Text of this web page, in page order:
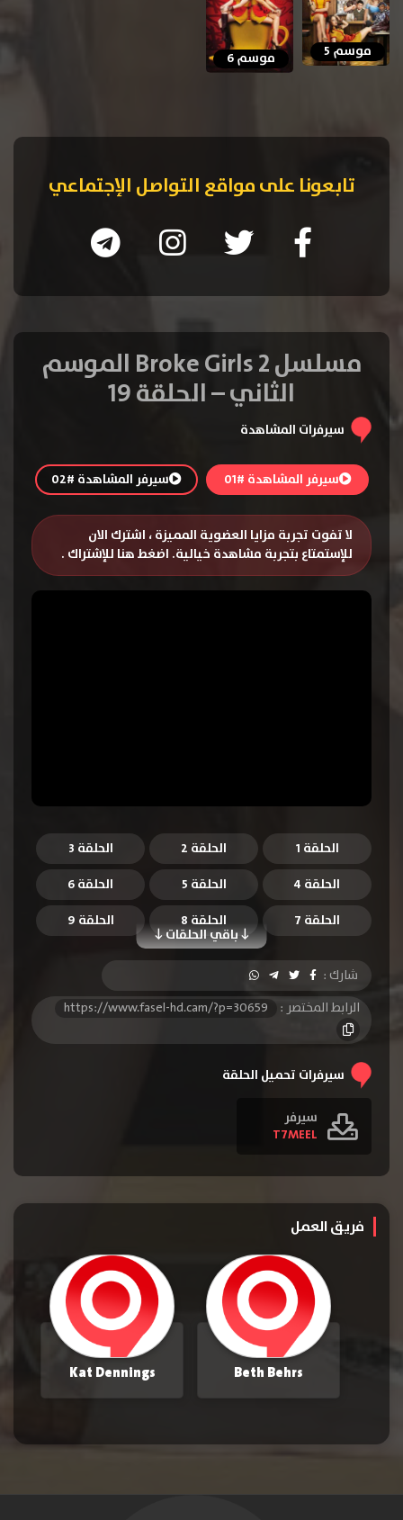
موسم 5 موسم 6
تابعونا على مواقع التواصل الإجتماعي
مسلسل 2 Broke Girls الموسم
الثاني – الحلقة 19
سيرفرات المشاهدة
سيرفر المشاهدة #01 سيرفر المشاهدة #02
لا تفوت تجربة مزايا العضوية المميزة ، اشترك الان
للإستمتاع بتجربة مشاهدة خيالية. اضغط هنا للإشتراك .
الحلقة 1 الحلقة 2
الحلقة 3
الحلقة 4
الحلقة 5 الحلقة 6
باقي الحلقات
الحلقة 7 الحلقة 8
الحلقة 9
الحلقة 11
الحلقة 12
الحلقة 13
الحلقة 14
شارك :
الرابط المختصر :
https://www.fasel-hd.cam/?p=30659
سيرفرات تحميل الحلقة
سيرفر
T7MEEL
فريق العمل
Beth Behrs
Kat Dennings